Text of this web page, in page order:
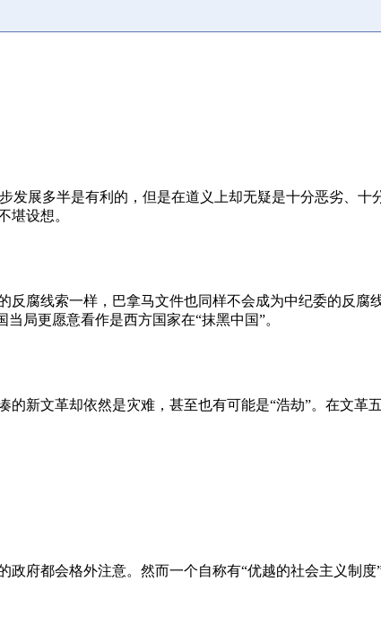
发展多半是有利的，但是在道义上却无疑是十分恶劣、
堪设想。
腐线索一样，巴拿马文件也同样不会成为中纪委的反
局更愿意看作是西方国家在“抹黑中国”。
新文革却依然是灾难，甚至也有可能是“浩劫”。在文革
府都会格外注意。然而一个自称有“优越的社会主义制